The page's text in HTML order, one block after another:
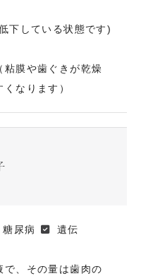
下している状態です)
粘膜や歯ぐきが乾燥
なります）
糖尿病
遺伝
で、その量は歯肉の